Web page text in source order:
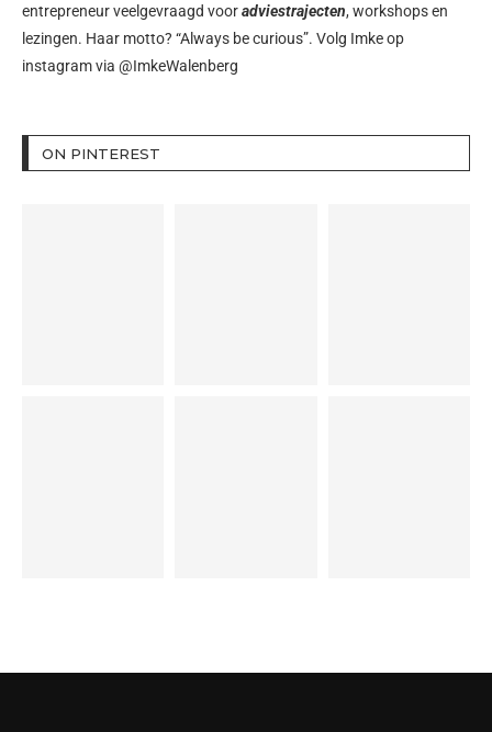
entrepreneur veelgevraagd vooradviestrajecten, workshops en
lezingen. Haar motto? “Always be curious”. Volg Imke op
instagram via @ImkeWalenberg
ON PINTEREST